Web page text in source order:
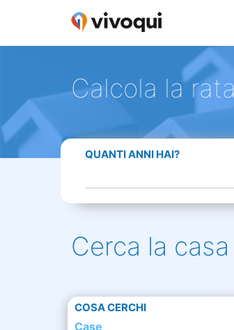
Calcola la
QUANTI ANNI HAI?
Cerca la
COSA CERCHI
Case